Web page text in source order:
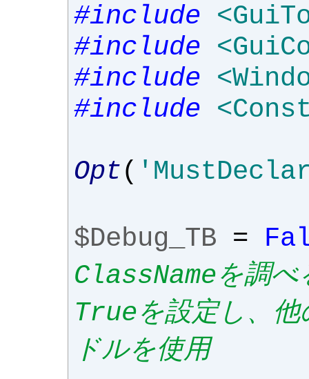
#include
#include
#include
#include
Opt(
$Debug_TB =
ClassNameを調
Trueを設定し、
ドルを使用